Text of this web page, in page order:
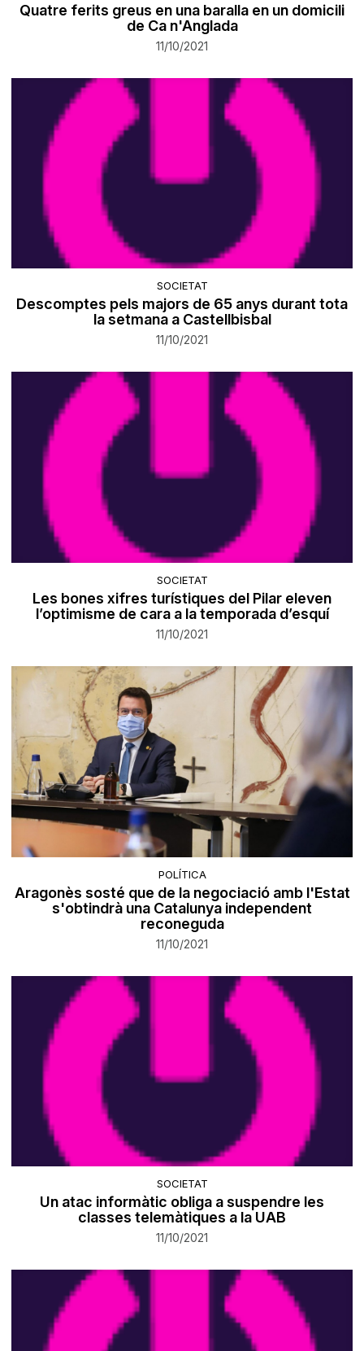
Quatre ferits greus en una baralla en un domicili
de Ca n'Anglada
11/10/2021
SOCIETAT
Descomptes pels majors de 65 anys durant tota
la setmana a Castellbisbal
11/10/2021
SOCIETAT
Les bones xifres turístiques del Pilar eleven
l’optimisme de cara a la temporada d’esquí
11/10/2021
POLÍTICA
Aragonès sosté que de la negociació amb l'Estat
s'obtindrà una Catalunya independent
reconeguda
11/10/2021
SOCIETAT
Un atac informàtic obliga a suspendre les
classes telemàtiques a la UAB
11/10/2021